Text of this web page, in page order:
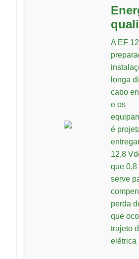
A EF
longa
cabo
e os
é
12,8
que 0,8
serve
perda
que
trajeto
elétrica